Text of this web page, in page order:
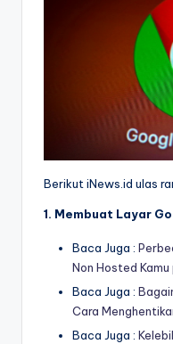
Berikut iNews.id ulas
1. Membuat Layar
Baca Juga :
Non Hosted
Baca Juga :
Cara
Baca Juga :